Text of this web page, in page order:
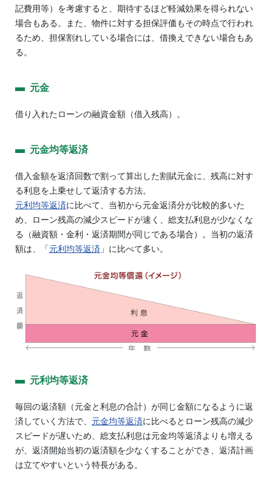
記費用等）を考慮すると、期待するほど軽減効果を得られない
場合もある。また、物件に対する担保評価もその時点で行われ
るため、担保割れしている場合には、借換えできない場合もあ
る。
元金
借り入れたローンの融資金額（借入残高）。
元金均等返済
借入金額を返済回数で割って算出した割賦元金に、残高に対す
る利息を上乗せして返済する方法。
元利均等返済に比べて、当初から元金返済分が比較的多いた
め、ローン残高の減少スピードが速く、総支払利息が少なくな
る（融資額・金利・返済期間が同じである場合）。当初の返済
額は、「元利均等返済 」に比べて多い。
元利均等返済
毎回の返済額（元金と利息の合計）が同じ金額になるように返
済していく方法で、 元金均等返済に比べるとローン残高の減少
スピードが遅いため、総支払利息は元金均等返済よりも増える
が、返済開始当初の返済額を少なくすることができ、返済計画
は立てやすいという特長がある。